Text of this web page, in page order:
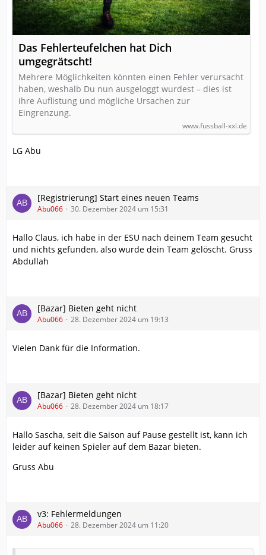
Das Fehlerteufelchen hat Dich
umgegrätscht!
Mehrere Möglichkeiten könnten einen Fehler verursacht
haben, weshalb Du nun ausgeloggt wurdest – dies ist
ihre Auflistung und mögliche Ursachen zur
Eingrenzung.
www.fussball-xxl.de
LG Abu
[Registrierung] Start eines neuen Teams
Abu066 30. Dezember 2024 um 15:31
Hallo Claus, ich habe in der ESU nach deinem Team gesucht
und nichts gefunden, also wurde dein Team gelöscht. Gruss
Abdullah
[Bazar] Bieten geht nicht
Abu066 28. Dezember 2024 um 19:13
Vielen Dank für die Information.
[Bazar] Bieten geht nicht
Abu066 28. Dezember 2024 um 18:17
Hallo Sascha, seit die Saison auf Pause gestellt ist, kann ich
leider auf keinen Spieler auf dem Bazar bieten.
Gruss Abu
v3: Fehlermeldungen
Abu066 28. Dezember 2024 um 11:20